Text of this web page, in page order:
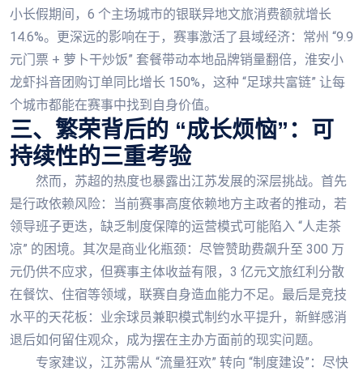
小长假期间，6 个主场城市的银联异地文旅消费额就增长
14.6%。更深远的影响在于，赛事激活了县域经济：常州 “9.9
元门票 + 萝卜干炒饭” 套餐带动本地品牌销量翻倍，淮安小
龙虾抖音团购订单同比增长 150%，这种 “足球共富链” 让每
个城市都能在赛事中找到自身价值。
三、繁荣背后的 “成长烦恼”：可
持续性的三重考验
然而，苏超的热度也暴露出江苏发展的深层挑战。首先
是行政依赖风险：当前赛事高度依赖地方主政者的推动，若
领导班子更迭，缺乏制度保障的运营模式可能陷入 “人走茶
凉” 的困境。其次是商业化瓶颈：尽管赞助费飙升至 300 万
元仍供不应求，但赛事主体收益有限，3 亿元文旅红利分散
在餐饮、住宿等领域，联赛自身造血能力不足。最后是竞技
水平的天花板：业余球员兼职模式制约水平提升，新鲜感消
退后如何留住观众，成为摆在主办方面前的现实问题。
专家建议，江苏需从 “流量狂欢” 转向 “制度建设”：尽快